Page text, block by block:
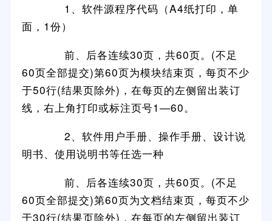
1、软件源程序代码（A4纸打印，单
面，1份）
前、后各连续30页，共60页。(不足
60页全部提交)第60页为模块结束页，每页不少
于50行(结果页除外)，在每页的左侧留出装订
线，右上角打印或标注页号1—60。
2、软件用户手册、操作手册、设计说
明书、使用说明书等任选一种
前、后各连续30页，共60页。(不足
60页全部提交)第60页为文档结束页，每页不少
于30行(结果页除外)，在每页的左侧留出装订